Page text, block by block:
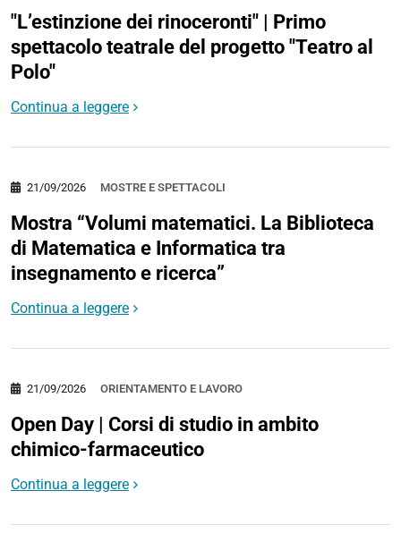
"L’estinzione dei rinoceronti" | Primo
spettacolo teatrale del progetto "Teatro al
Polo"
Continua a leggere
MOSTRE E SPETTACOLI
21/09/2026
Mostra “Volumi matematici. La Biblioteca
di Matematica e Informatica tra
insegnamento e ricerca”
Continua a leggere
ORIENTAMENTO E LAVORO
21/09/2026
Open Day | Corsi di studio in ambito
chimico-farmaceutico
Continua a leggere